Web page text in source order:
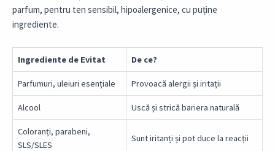
parfum, pentru ten sensibil, hipoalergenice, cu puține
ingrediente.
Ingrediente de Evitat De ce?
Parfumuri, uleiuri esențiale Provoacă alergii și iritații
Alcool Uscă și strică bariera naturală
Coloranți, parabeni,
SLS/SLES
Sunt iritanți și pot duce la reacții